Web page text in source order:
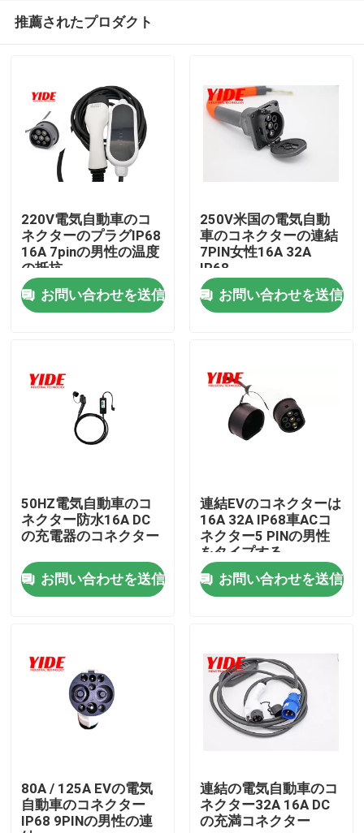
企業情報
製品
電気自動車のコネクター
オートバイの電気コネクタ
Ebike電池コネクター
EVの充満山
推薦されたプロダクト
220V電気自動車のコ
ネクターのプラグIP68
16A 7pinの男性の温度
の抵抗
お問い合わせを送信
250V米国の電気自動
車のコネクターの連結
7PIN女性16A 32A
IP68
お問い合わせを送信
50HZ電気自動車のコ
ネクター防水16A DC
の充電器のコネクター
お問い合わせを送信
連結EVのコネクターは
16A 32A IP68車ACコ
ネクター5 PINの男性
をタイプする
お問い合わせを送信
80A / 125A EVの電気
自動車のコネクター
IP68 9PINの男性の連
連結の電気自動車のコ
ネクター32A 16A DC
の充満コネクター